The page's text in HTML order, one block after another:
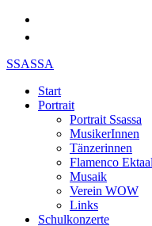
SSASSA
Start
Portrait
Portrait Ssassa
MusikerInnen
Tänzerinnen
Flamenco Ektaal
Musaik
Verein WOW
Links
Schulkonzerte